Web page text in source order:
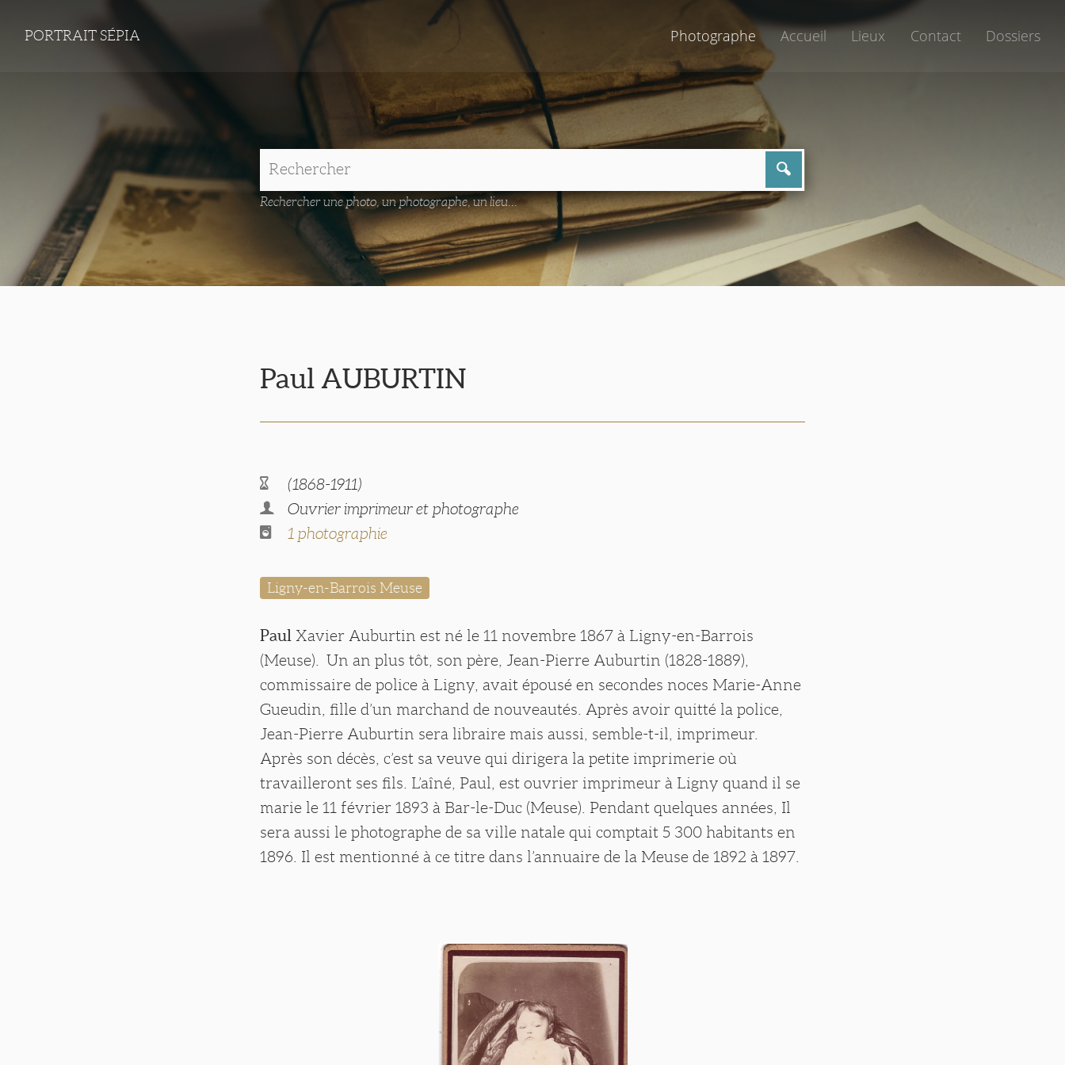
PORTRAIT SÉPIA Photographe Accueil Lieux Contact Dossiers
Rechercher une photo, un photographe, un lieu...
Paul AUBURTIN
(1868-1911)
Ouvrier imprimeur et photographe
1 photographie
Ligny-en-Barrois Meuse
Paul Xavier Auburtin est né le 11 novembre 1867 à Ligny-en-Barrois
(Meuse). Un an plus tôt, son père, Jean-Pierre Auburtin (1828-1889),
commissaire de police à Ligny, avait épousé en secondes noces Marie-Anne
Gueudin, fille d’un marchand de nouveautés. Après avoir quitté la police,
Jean-Pierre Auburtin sera libraire mais aussi, semble-t-il, imprimeur.
Après son décès, c’est sa veuve qui dirigera la petite imprimerie où
travailleront ses fils. L’aîné, Paul, est ouvrier imprimeur à Ligny quand il se
marie le 11 février 1893 à Bar-le-Duc (Meuse). Pendant quelques années, Il
sera aussi le photographe de sa ville natale qui comptait 5 300 habitants en
1896. Il est mentionné à ce titre dans l’annuaire de la Meuse de 1892 à 1897.